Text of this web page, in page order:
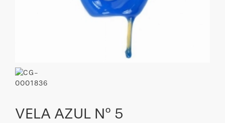
VELA AZUL Nº 5